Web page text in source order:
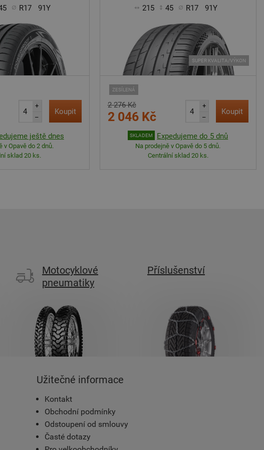
R17 91Y
+
–
Koupit
ještě dnes
v Opavě do 2 dnů.
sklad 20 ks.
215 45 R17 91Y
ZESÍLENÁ
SUPER KVALITA/VÝKON
2 276 Kč
2 046 Kč
+
–
Koupit
SKLADEM Expedujeme do 5 dnů
Na prodejně v Opavě do 5 dnů.
Centrální sklad 20 ks.
Motocyklové
pneumatiky
Příslušenství
Užitečné informace
Kontakt
Obchodní podmínky
Odstoupení od smlouvy
Časté dotazy